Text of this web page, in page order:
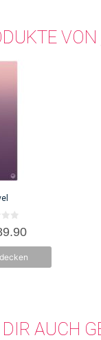
mindestens zehn
Schutz von Elefanten
VON
AUCH